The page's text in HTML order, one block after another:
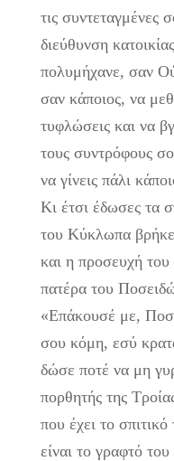
τις
διεύθυνση
πολυμήχανε, σαν
σαν κάποιος, να
τυφλώσεις και να
τους συντρόφους
να γίνεις πάλι
Κι έτσι έδωσες τα
του Κύκλωπα βρήκε
και η προσευχή
πατέρα του
«Επάκουσέ με,
σου κόμη, εσύ
δώσε ποτέ να μη
πορθητής της
που έχει το
είναι το γραφτό